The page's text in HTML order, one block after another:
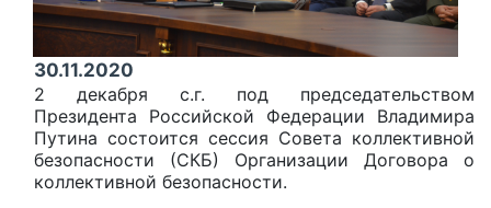
30.11.2020
2 декабря с.г. под председательством
Президента Российской Федерации Владимира
Путина состоится сессия Совета коллективной
безопасности (СКБ) Организации Договора о
коллективной безопасности.